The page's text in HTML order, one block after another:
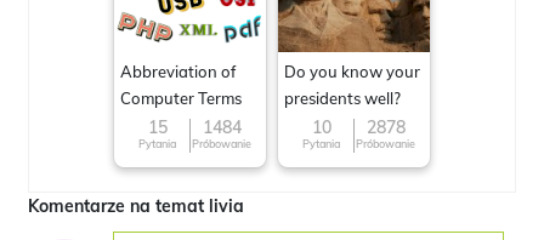
Abbreviation of
Computer Terms
15
Pytania
1484
Próbowanie
Do you know your
presidents well?
10
Pytania
2878
Próbowanie
Komentarze na temat livia